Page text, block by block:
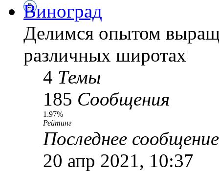
Виноград
Делимся опытом
различных широтах
4 Темы
185 Сообщения
1.97%
Рейтинг
Последнее сообщение
20 апр 2021, 10:37